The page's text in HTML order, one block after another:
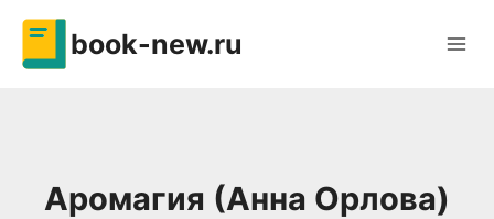
Перейти
содержимому
book-new.ru
Аромагия (Анна Орлова)